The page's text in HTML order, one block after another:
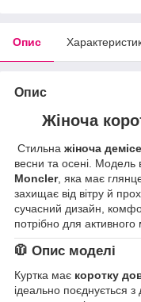
Опис
Опис
Жіноча
Стильна жіноча
весни та осені. Модель
Moncler, яка має
захищає від вітру й
сучасний дизайн,
потрібно для активного
🧥 Опис моделі
Куртка має коротку
ідеально поєднується